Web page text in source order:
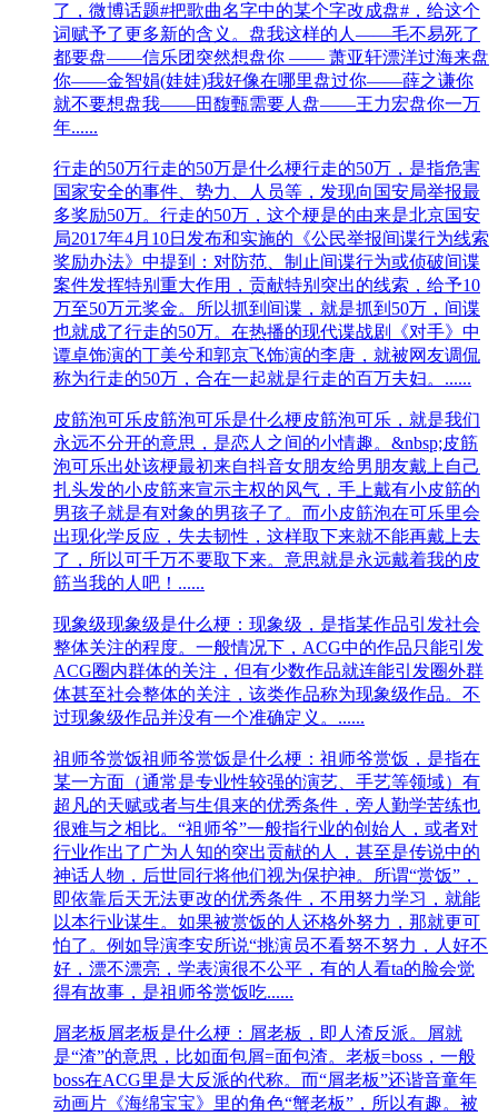
了，微博话题#把歌曲名字中的某个字改成盘#，给这个
词赋予了更多新的含义。盘我这样的人——毛不易死了
都要盘——信乐团突然想盘你 —— 萧亚轩漂洋过海来盘
你——金智娟(娃娃)我好像在哪里盘过你——薛之谦你
就不要想盘我——田馥甄需要人盘——王力宏盘你一万
年......
行走的50万行走的50万是什么梗行走的50万，是指危害
国家安全的事件、势力、人员等，发现向国安局举报最
多奖励50万。行走的50万，这个梗是的由来是北京国安
局2017年4月10日发布和实施的《公民举报间谍行为线索
奖励办法》中提到：对防范、制止间谍行为或侦破间谍
案件发挥特别重大作用，贡献特别突出的线索，给予10
万至50万元奖金。所以抓到间谍，就是抓到50万，间谍
也就成了行走的50万。在热播的现代谍战剧《对手》中
谭卓饰演的丁美兮和郭京飞饰演的李唐，就被网友调侃
称为行走的50万，合在一起就是行走的百万夫妇。......
皮筋泡可乐皮筋泡可乐是什么梗皮筋泡可乐，就是我们
永远不分开的意思，是恋人之间的小情趣。&nbsp;皮筋
泡可乐出处该梗最初来自抖音女朋友给男朋友戴上自己
扎头发的小皮筋来宣示主权的风气，手上戴有小皮筋的
男孩子就是有对象的男孩子了。而小皮筋泡在可乐里会
出现化学反应，失去韧性，这样取下来就不能再戴上去
了，所以可千万不要取下来。意思就是永远戴着我的皮
筋当我的人吧！......
现象级现象级是什么梗：现象级，是指某作品引发社会
整体关注的程度。一般情况下，ACG中的作品只能引发
ACG圈内群体的关注，但有少数作品就连能引发圈外群
体甚至社会整体的关注，该类作品称为现象级作品。不
过现象级作品并没有一个准确定义。......
祖师爷赏饭祖师爷赏饭是什么梗：祖师爷赏饭，是指在
某一方面（通常是专业性较强的演艺、手艺等领域）有
超凡的天赋或者与生俱来的优秀条件，旁人勤学苦练也
很难与之相比。“祖师爷”一般指行业的创始人，或者对
行业作出了广为人知的突出贡献的人，甚至是传说中的
神话人物，后世同行将他们视为保护神。所谓“赏饭”，
即依靠后天无法更改的优秀条件，不用努力学习，就能
以本行业谋生。如果被赏饭的人还格外努力，那就更可
怕了。例如导演李安所说“挑演员不看努不努力，人好不
好，漂不漂亮，学表演很不公平，有的人看ta的脸会觉
得有故事，是祖师爷赏饭吃......
​屑老板 屑老板是什么梗：屑老板，即人渣反派。屑就
是“渣”的意思，比如面包屑=面包渣。老板=boss，一般
boss在ACG里是大反派的代称。而“屑老板”还谐音童年
动画片《海绵宝宝》里的角色“蟹老板”，所以有趣。被